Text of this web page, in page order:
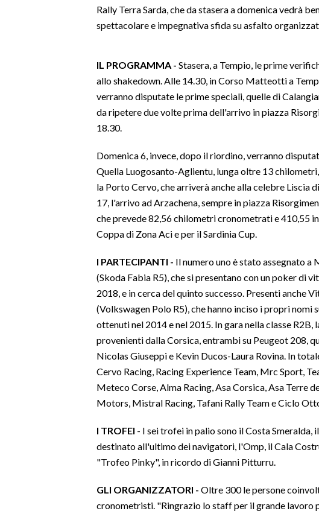
Rally Terra Sarda, che da stasera a domenica vedrà
spettacolare e impegnativa sfida su asfalto
IL PROGRAMMA - Stasera, a Tempio, le prime
allo shakedown. Alle 14.30, in Corso Matteotti a
verranno disputate le prime speciali, quelle di
da ripetere due volte prima dell'arrivo in piazza
18.30.
Domenica 6, invece, dopo il riordino, verranno
Quella Luogosanto-Aglientu, lunga oltre 13
la Porto Cervo, che arriverà anche alla celebre Liscia
17, l'arrivo ad Arzachena, sempre in piazza
che prevede 82,56 chilometri cronometrati e 410,55
Coppa di Zona Aci e per il Sardinia Cup.
I PARTECIPANTI - Il numero uno è stato assegnato
(Skoda Fabia R5), che si presentano con un poker di
2018, e in cerca del quinto successo. Presenti anche
(Volkswagen Polo R5), che hanno inciso i propri
ottenuti nel 2014 e nel 2015. In gara nella classe R2B,
provenienti dalla Corsica, entrambi su Peugeot 208,
Nicolas Giuseppi e Kevin Ducos-Laura Rovina. In
Cervo Racing, Racing Experience Team, Mrc Sport,
Meteco Corse, Alma Racing, Asa Corsica, Asa Terre
Motors, Mistral Racing, Tafani Rally Team e Ciclo
I TROFEI - I sei trofei in palio sono il Costa
destinato all'ultimo dei navigatori, l'Omp, il Cala
"Trofeo Pinky", in ricordo di Gianni Pitturru.
GLI ORGANIZZATORI - Oltre 300 le persone
cronometristi. "Ringrazio lo staff per il grande lavoro